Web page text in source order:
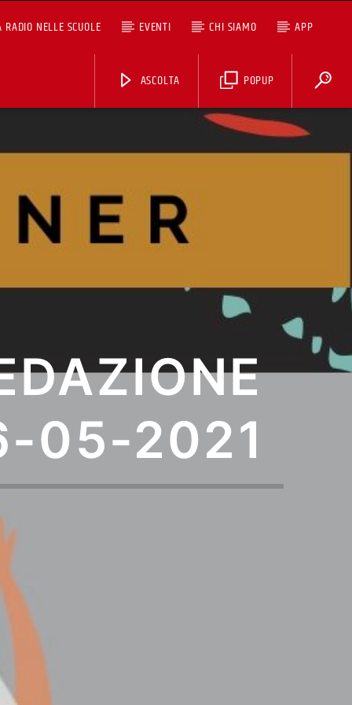
RADIO NELLE SCUOLE EVENTI CHI SIAMO APP
POPUP
ASCOLTA
ASCOLTA TUTTI I PODCAST
05-2021